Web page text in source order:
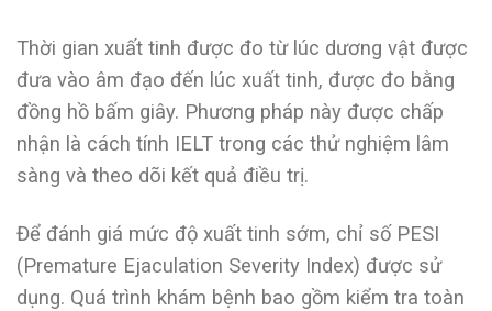
Thời gian xuất tinh được đo từ lúc dương vật được
đưa vào âm đạo đến lúc xuất tinh, được đo bằng
đồng hồ bấm giây. Phương pháp này được chấp
nhận là cách tính IELT trong các thử nghiệm lâm
sàng và theo dõi kết quả điều trị.
Để đánh giá mức độ xuất tinh sớm, chỉ số PESI
(Premature Ejaculation Severity Index) được sử
dụng. Quá trình khám bệnh bao gồm kiểm tra toàn